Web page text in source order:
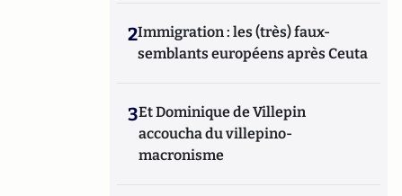
2Immigration : les (très) faux-
semblants européens après Ceuta
3Et Dominique de Villepin
accoucha du villepino-
macronisme